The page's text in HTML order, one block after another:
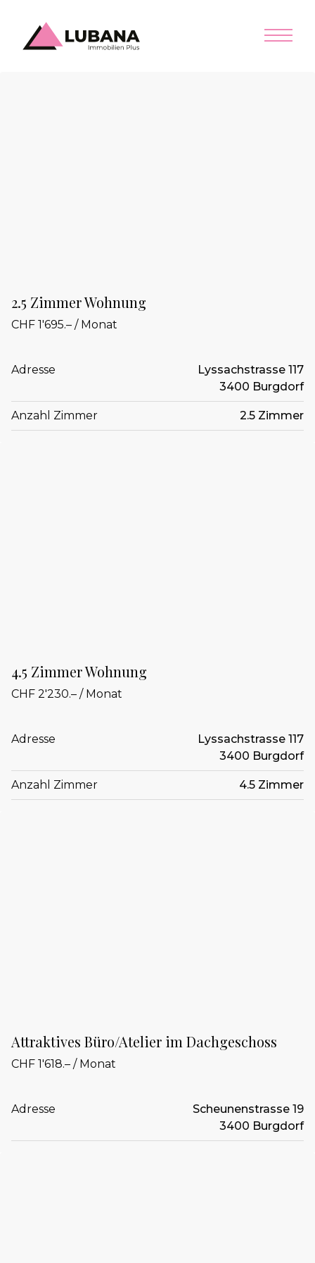
2.5 Zimmer Wohnung
CHF 1'695.– / Monat
Adresse
Lyssachstrasse 117
3400 Burgdorf
Anzahl Zimmer 2.5 Zimmer
4.5 Zimmer Wohnung
CHF 2'230.– / Monat
Adresse
Lyssachstrasse 117
3400 Burgdorf
Anzahl Zimmer 4.5 Zimmer
Attraktives Büro/Atelier im Dachgeschoss
CHF 1'618.– / Monat
Adresse
Scheunenstrasse 19
3400 Burgdorf